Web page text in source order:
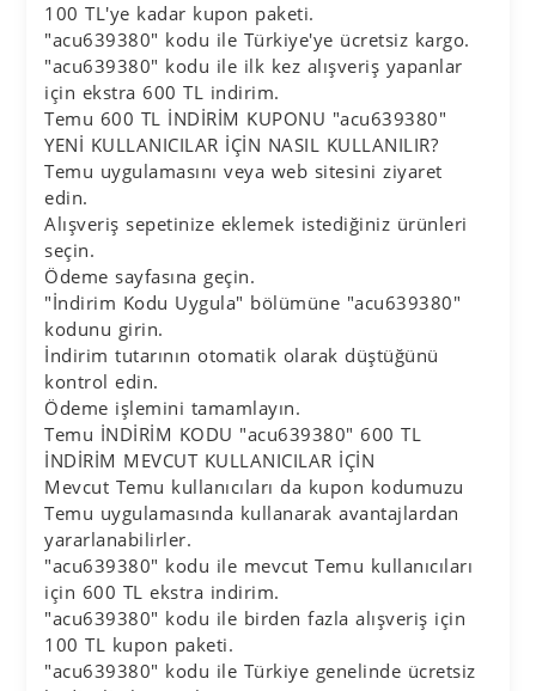
100 TL'ye kadar kupon paketi.
"acu639380" kodu ile Türkiye'ye ücretsiz kargo.
"acu639380" kodu ile ilk kez alışveriş yapanlar
için ekstra 600 TL indirim.
Temu 600 TL İNDİRİM KUPONU "acu639380"
YENİ KULLANICILAR İÇİN NASIL KULLANILIR?
Temu uygulamasını veya web sitesini ziyaret
edin.
Alışveriş sepetinize eklemek istediğiniz ürünleri
seçin.
Ödeme sayfasına geçin.
"İndirim Kodu Uygula" bölümüne "acu639380"
kodunu girin.
İndirim tutarının otomatik olarak düştüğünü
kontrol edin.
Ödeme işlemini tamamlayın.
Temu İNDİRİM KODU "acu639380" 600 TL
İNDİRİM MEVCUT KULLANICILAR İÇİN
Mevcut Temu kullanıcıları da kupon kodumuzu
Temu uygulamasında kullanarak avantajlardan
yararlanabilirler.
"acu639380" kodu ile mevcut Temu kullanıcıları
için 600 TL ekstra indirim.
"acu639380" kodu ile birden fazla alışveriş için
100 TL kupon paketi.
"acu639380" kodu ile Türkiye genelinde ücretsiz